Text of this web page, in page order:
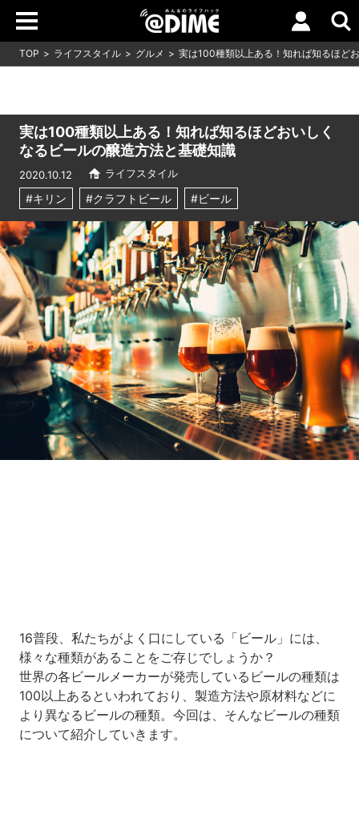
TOP ライフスタイル グルメ 実は100種類以上ある！知れば知るほど
実は100種類以上ある！知れば知るほどおいしく
なるビールの醸造方法と基礎知識
2020.10.12 ライフスタイル
#キリン #クラフトビール #ビール
16普段、私たちがよく口にしている「ビール」には、
様々な種類があることをご存じでしょうか？
世界の各ビールメーカーが発売しているビールの種類は
100以上あるといわれており、製造方法や原材料などに
より異なるビールの種類。今回は、そんなビールの種類
について紹介していきます。